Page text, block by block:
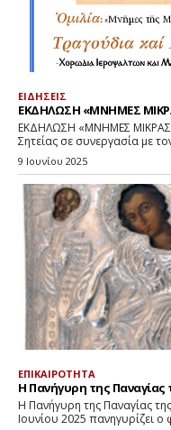
ΕΙΔΗΣΕΙΣ
ΕΚΔΗΛΩΣΗ «ΜΝΗΜΕΣ
ΕΚΔΗΛΩΣΗ «ΜΝΗΜΕΣ ΜΙΚΡΑΣΙΑΣ» Η Ιερά Μητρόπολη
Σητείας σε συνεργασία με
9 Ιουνίου 2025
ΕΠΙΚΑΙΡΟΤΗΤΑ
Η Πανήγυρη της
Η Πανήγυρη της Παναγίας της
Ιουνίου 2025 πανηγυρίζει